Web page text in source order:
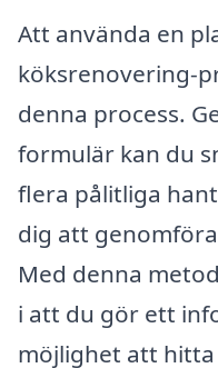
Att använda en
köksrenovering-
denna process.
formulär kan du
flera pålitliga
dig att
Med denna
i att du gör ett
möjlighet att